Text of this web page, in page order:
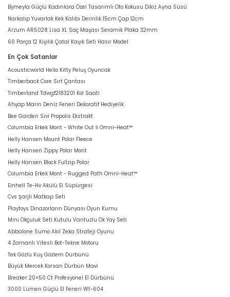
Bymeyla Güçlü Kadınlara Özel Tasarımlı Oto Kokusu Dikiz Ayna Süsü
Narkalıp Yuvarlak Kek Kalıbı Derinlik 15cm Çap 12cm
Arzum AR5028 Lisa XL Saç Maşası Seramik Plaka 32mm
60 Parça 12 Kişilik Çatal Kaşık Seti Hasır Model
En Çok Satanlar
Acousticworld Hello Kitty Peluş Oyuncak
Timberback Core Sırt Çantası
Timberland Tdwgf2183201 Kol Saati
Ahşap Marin Deniz Feneri Dekoratif Hediyelik
Bee Garden Sivi Propolis Ekstrakt
Columbia Erkek Mont - White Out İi Omni-Heat™
Helly Hansen Mount Polar Fleece
Helly Hansen Zippy Polar Mont
Helly Hansen Block Fullzip Polar
Columbia Erkek Mont - Rugged Path Omni-Heat™
Einhell Te-Hv Akülü El Süpürgesi
Cvs Şarjli Matkap Seti
Playtoys Dinazorların Dünyası Oyun Kumu
Mini Okçuluk Seti Kutulu Vantuzlu Ok Yay Seti
Abbalone Sumo Akil Zeka Strateji Oyunu
4 Zamanlı Vitesli Bot-Tekne Motoru
Tek Gözlü Kuş Gözlem Dürbünü
Büyük Mercek Korsan Dürbün Mavi
Breaker 20×50 Ct Profesyonel El Dürbünü
3000 Lümen Güçlü El Feneri Wt-604